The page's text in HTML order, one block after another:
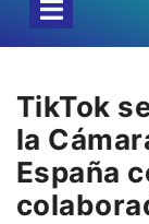
TikTok
la
España